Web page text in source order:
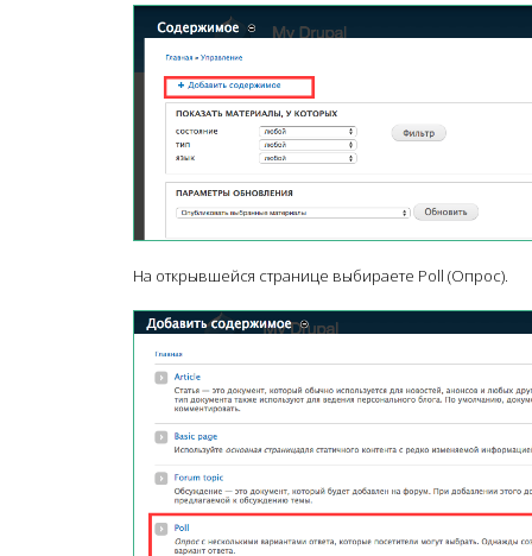
На открывшейся странице выбираете Poll (Опрос).